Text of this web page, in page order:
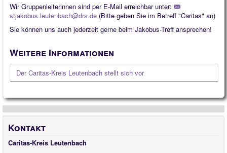
Wir Gruppenleiterinnen sind per E-Mail erreichbar unter:
stjakobus.leutenbach@drs.de (Bitte geben Sie im Betreff "Caritas" an)
Sie können uns auch jederzeit gerne beim Jakobus-Treff ansprechen!
Weitere Informationen
Der Caritas-Kreis Leutenbach stellt sich vor
Kontakt
Caritas-Kreis Leutenbach